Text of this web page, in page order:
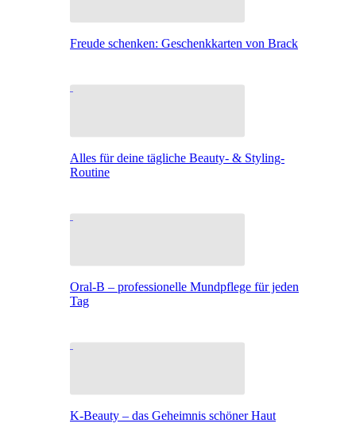
Freude schenken: Geschenkkarten von Brack
Alles für deine tägliche Beauty- & Styling-
Routine
Oral-B – professionelle Mundpflege für jeden
Tag
K-Beauty – das Geheimnis schöner Haut